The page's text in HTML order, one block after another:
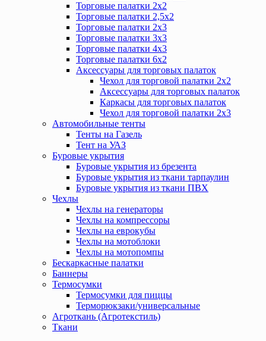
Торговые палатки 2х2
Торговые палатки 2,5х2
Торговые палатки 2х3
Торговые палатки 3х3
Торговые палатки 4х3
Торговые палатки 6х2
Аксессуары для торговых палаток
Чехол для торговой палатки 2х2
Аксессуары для торговых палаток
Каркасы для торговых палаток
Чехол для торговой палатки 2х3
Автомобильные тенты
Тенты на Газель
Тент на УАЗ
Буровые укрытия
Буровые укрытия из брезента
Буровые укрытия из ткани тарпаулин
Буровые укрытия из ткани ПВХ
Чехлы
Чехлы на генераторы
Чехлы на компрессоры
Чехлы на еврокубы
Чехлы на мотоблоки
Чехлы на мотопомпы
Бескаркасные палатки
Баннеры
Термосумки
Термосумки для пиццы
Терморюкзаки/универсальные
Агроткань (Агротекстиль)
Ткани